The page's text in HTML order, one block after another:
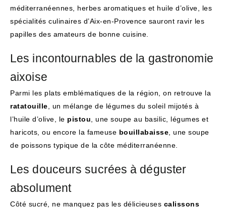
méditerranéennes, herbes aromatiques et huile d’olive, les
spécialités culinaires d’Aix-en-Provence sauront ravir les
papilles des amateurs de bonne cuisine.
Les incontournables de la gastronomie
aixoise
Parmi les plats emblématiques de la région, on retrouve la
ratatouille , un mélange de légumes du soleil mijotés à
l’huile d’olive, le pistou , une soupe au basilic, légumes et
haricots, ou encore la fameuse bouillabaisse , une soupe
de poissons typique de la côte méditerranéenne.
Les douceurs sucrées à déguster
absolument
Côté sucré, ne manquez pas les délicieuses calissons